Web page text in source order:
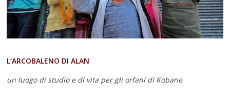
L’ARCOBALENO DI ALAN
un luogo di studio e di vita per gli orfani di Kobane